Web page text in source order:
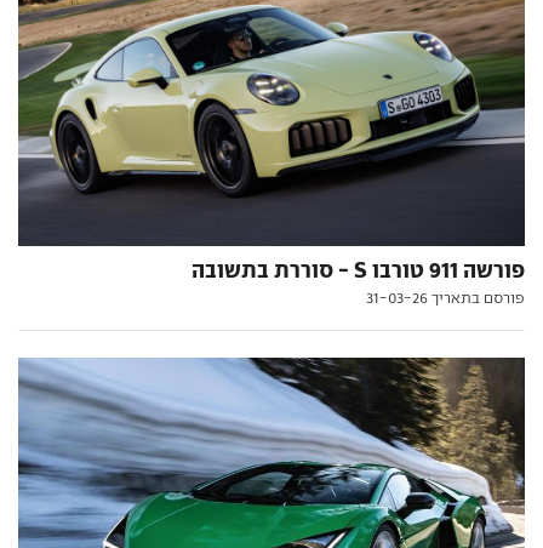
פורשה 911 טורבו S - סוררת בתשובה
פורסם בתאריך 31-03-26